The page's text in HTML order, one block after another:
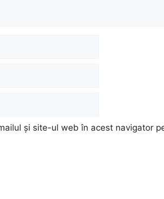
și site-ul web în acest navigator